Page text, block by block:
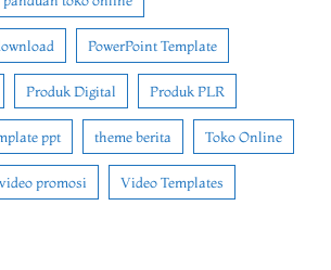
PowerPoint Template
Produk Digital Produk PLR
ppt theme berita Toko Online
video promosi Video Templates